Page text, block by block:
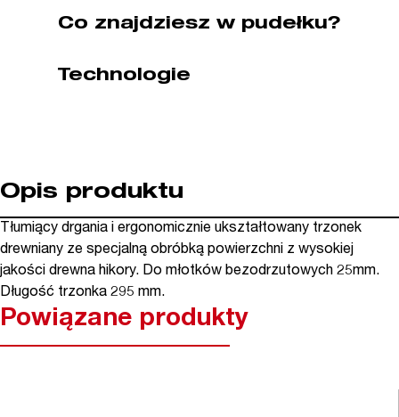
WIHA
kat.
Co znajdziesz w pudełku?
Technologie
Opis produktu
Tłumiący drgania i ergonomicznie ukształtowany trzonek
drewniany ze specjalną obróbką powierzchni z wysokiej
jakości drewna hikory. Do młotków bezodrzutowych 25mm.
Długość trzonka 295 mm.
Powiązane produkty